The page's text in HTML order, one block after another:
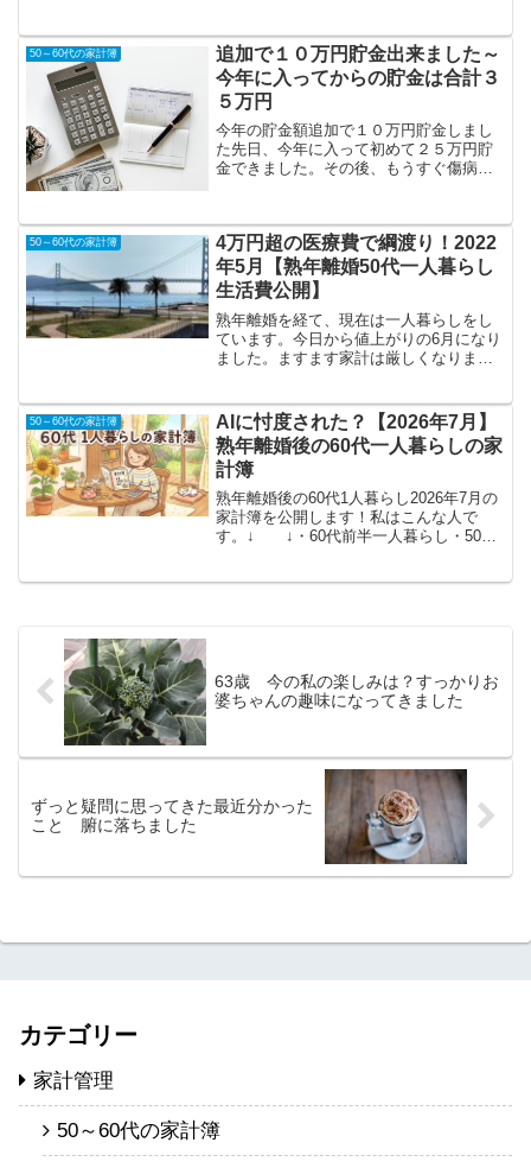
たちが帰ってきたときの食費が、これか
らずっしりとのしか...
50～60代の家計簿
追加で１０万円貯金出来ました～
今年に入ってからの貯金は合計３
５万円
今年の貯金額追加で１０万円貯金しまし
た先日、今年に入って初めて２５万円貯
金できました。その後、もうすぐ傷病手
定期預金に入れました。合計すると今年
に入ってからは３５万円貯...
50～60代の家計簿
4万円超の医療費で綱渡り！2022
年5月【熟年離婚50代一人暮らし
生活費公開】
熟年離婚を経て、現在は一人暮らしをし
ています。今日から値上がりの6月になり
ました。ますます家計は厳しくなります
綱渡りの一ヶ月でした・・・2022年5月の
家計公開支出の...
50～60代の家計簿
AIに忖度された？【2026年7月】
熟年離婚後の60代一人暮らしの家
計簿
熟年離婚後の60代1人暮らし2026年7月の
家計簿を公開します！私はこんな人で
す。↓ ↓・60代前半一人暮らし・50代
63歳 今の私の楽しみは？すっかりお
婆ちゃんの趣味になってきました
ずっと疑問に思ってきた最近分かった
こと 腑に落ちました
カテゴリー
家計管理
50～60代の家計簿